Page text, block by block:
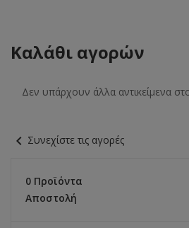
Καλάθι αγορών
Δεν υπάρχουν άλλα αντικείμενα
chevron_left Συνεχίστε τις αγορές
0 Προϊόντα
Αποστολή